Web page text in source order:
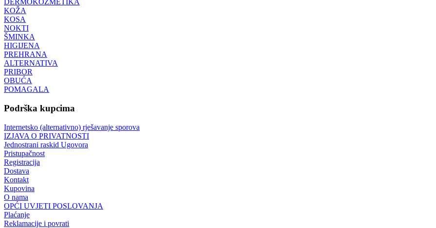
DERMOKOZMETIKA
KOŽA
KOSA
NOKTI
ŠMINKA
HIGIJENA
PREHRANA
ALTERNATIVA
PRIBOR
OBUĆA
POMAGALA
Podrška kupcima
Internetsko (alternativno) rješavanje sporova
IZJAVA O PRIVATNOSTI
Jednostrani raskid Ugovora
Pristupačnost
Registracija
Dostava
Kontakt
Kupovina
O nama
OPĆI UVJETI POSLOVANJA
Plaćanje
Reklamacije i povrati